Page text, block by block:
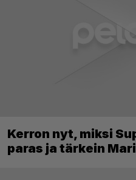
Kerron nyt, miksi
paras ja tärkein